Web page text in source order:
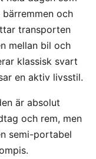
och
transporten
mellan bil och
klassisk svart
en aktiv livsstil.
är absolut
och rem, men
semi-portabel